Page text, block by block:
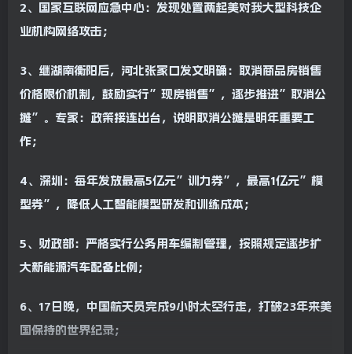
2、国家互联网应急中心：发现处置两起美对我大型科技企
业机构网络攻击；
3、继湖南衡阳后，河北张家口发文明确：取消商品房销售
价格限价机制，鼓励实行”现房销售”，逐步推进”取消公
摊”。专家：政策接连出台，说明取消公摊是明年重要工
作；
4、深圳：每年发放最高5亿元”训力券”，最高1亿元”模
型券”，降低人工智能模型研发和训练成本；
5、财政部：严格实行公务用车编制管理，按照规定逐步扩
大新能源汽车配备比例；
6、17日晚，中国航天员完成9小时太空行走，打破23年来美
国保持的世界纪录；